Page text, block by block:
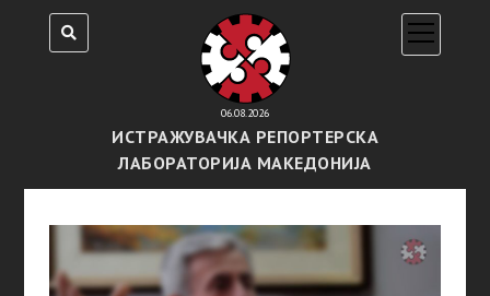
06.08.2026
ИСТРАЖУВАЧКА РЕПОРТЕРСКА
ЛАБОРАТОРИЈА МАКЕДОНИЈА
open
menu